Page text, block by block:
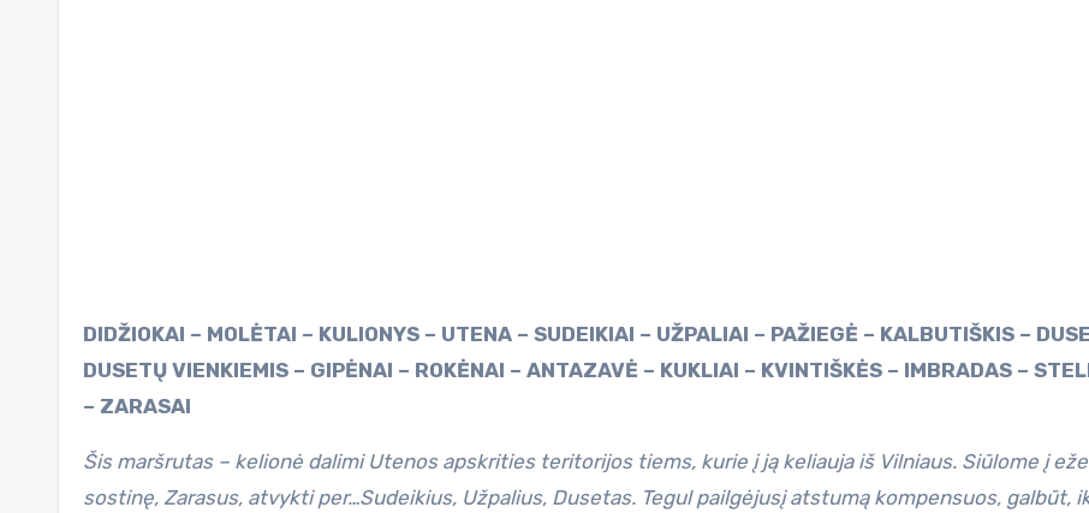
DIDŽIOKAI – MOLĖTAI – KULIONYS – UTENA – SUDEIKIAI – UŽPALIAI – PAŽIEGĖ – KALBUTIŠKIS – DUSETOS –
DUSETŲ VIENKIEMIS – GIPĖNAI – ROKĖNAI – ANTAZAVĖ – KUKLIAI – KVINTIŠKĖS – IMBRADAS –
– ZARASAI
Šis maršrutas – kelionė dalimi Utenos apskrities teritorijos tiems, kurie į ją keliauja iš Vilniaus. Siūlome į
sostinę, Zarasus, atvykti per…Sudeikius, Užpalius, Dusetas. Tegul pailgėjusį atstumą kompensuos, galbūt,